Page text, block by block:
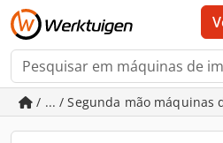
/ ... / Segunda mão